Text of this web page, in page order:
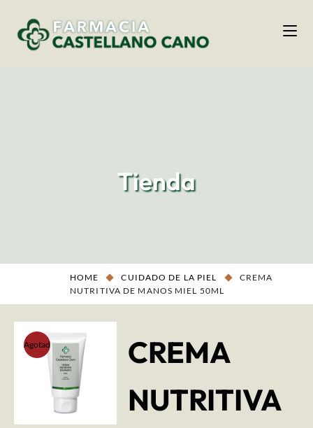
Tienda
HOME CUIDADO DE LA PIEL
CREMA
NUTRITIVA DE MANOS MIEL 50ML
Agotado
CREMA
NUTRITIVA